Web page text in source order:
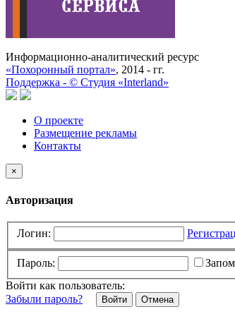
Информационно-аналитический ресурс
«Похоронный портал», 2014 - гг.
Поддержка - © Cтудия «Interland»
О проекте
Размещение рекламы
Контакты
×
Авторизация
Логин:
Пароль:
Войти как пользователь:
Забыли пароль?
Отмена